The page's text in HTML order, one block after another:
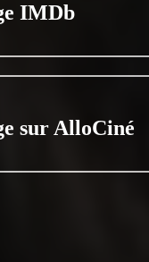
IMDb
sur AlloCiné